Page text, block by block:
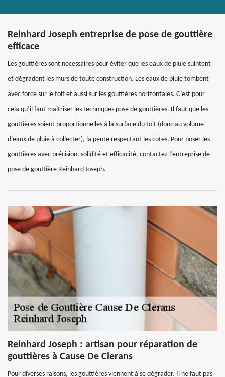
Reinhard Joseph entreprise de pose de gouttière
efficace
Les gouttières sont nécessaires pour éviter que les eaux de pluie suintent
et dégradent les murs de toute construction. Les eaux de pluie tombent
avec force sur le toit et aussi sur les gouttières horizontales. C’est pour
cela qu’il faut maitriser les techniques pose de gouttières. Il faut que les
gouttières soient proportionnelles à la surface du toit (donc au volume
d’eaux de pluie à collecter), la pente respectant les cotes. Pour poser les
gouttières avec précision, solidité et efficacité, contactez l’entreprise de
pose de gouttière Reinhard Joseph.
Reinhard Joseph : artisan pour réparation de
gouttières à Cause De Clerans
Pour diverses raisons, les gouttières viennent à se dégrader. Il ne faut pas